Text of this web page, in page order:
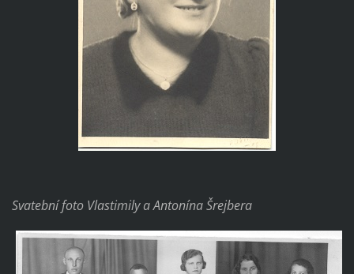
Svatební foto Vlastimily a Antonína Šrejbera